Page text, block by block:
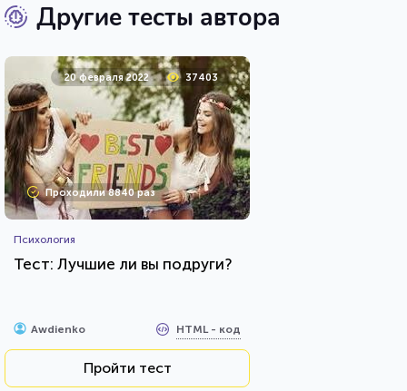
Другие тесты автора
20 февраля 2022 37403
Проходили 8840 раз
Психология
Тест: Лучшие ли вы подруги?
Awdienko HTML - код
Пройти тест